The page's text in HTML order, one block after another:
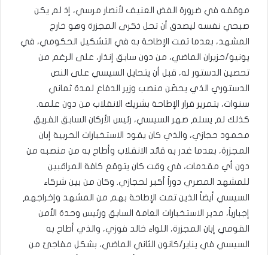
موقفه في ضرورة الفض العنيف لأنصار مرسي، إذ لم يكن
صبحي نفسه ليصدق أن تحل ذكرى المجزرة وهو خارج
المشهد، بعدما تمت الإطاحة به في التشكيل الحكومي، في
يونيو/حزيران الماضي، من دون سابق إنذار، على الرغم من
تحصين الدستور له، قبل أن يتحايل السيسي على النص
الدستوري الذي يحصّن منصب وزير الدفاع لمدة ثماني
سنوات، بتمرير قرار الإطاحة بشريك الانقلاب من دون علمه.
كذلك لم يسلم صهر السيسي، رئيس الأركان السابق الفريق
محمود حجازي، والذي كان يقود الاستخبارات الحربية إبان
المجزرة، بعدما غدر به قائد الانقلاب وأطاح به من منصبه من
دون أي مقدمات، في وقت كان يتوقع كافة المراقبين
للمشهد المصري دوراً أكبر لحجازي. وكان من بين شركاء
السيسي أيضاً الذين تمت الإطاحة بهم من المشهد وإخراجهم
إجبارياً، مدير الاستخبارات العامة السابق ورئيس وحدة الأمن
القومي إبان المجزرة، اللواء خالد فوزي، والذي أطاح به
السيسي في يناير/كانون الثاني الماضي، بشكل مفاجئ من